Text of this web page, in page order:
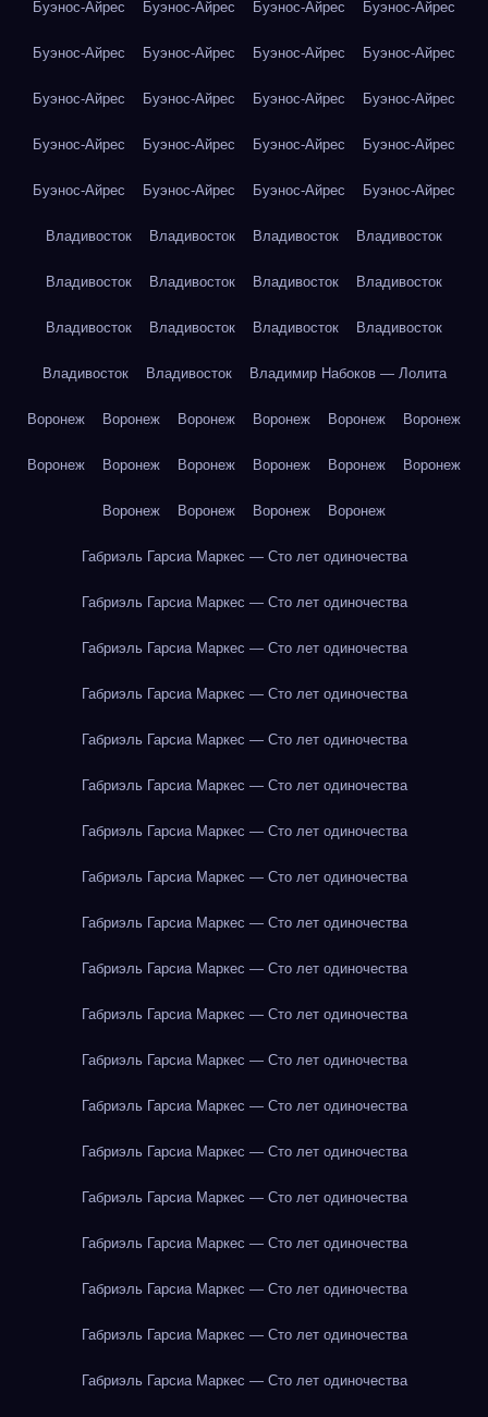
Буэнос-Айрес Буэнос-Айрес Буэнос-Айрес Буэнос-Айрес
Буэнос-Айрес Буэнос-Айрес Буэнос-Айрес Буэнос-Айрес
Буэнос-Айрес Буэнос-Айрес Буэнос-Айрес Буэнос-Айрес
Буэнос-Айрес Буэнос-Айрес Буэнос-Айрес Буэнос-Айрес
Буэнос-Айрес Буэнос-Айрес Буэнос-Айрес Буэнос-Айрес
Владивосток Владивосток Владивосток Владивосток
Владивосток Владивосток Владивосток Владивосток
Владивосток Владивосток Владивосток Владивосток
Владивосток Владивосток Владимир Набоков — Лолита
Воронеж Воронеж Воронеж Воронеж Воронеж Воронеж
Воронеж Воронеж Воронеж Воронеж Воронеж Воронеж
Воронеж Воронеж Воронеж Воронеж
Габриэль Гарсиа Маркес — Сто лет одиночества
Габриэль Гарсиа Маркес — Сто лет одиночества
Габриэль Гарсиа Маркес — Сто лет одиночества
Габриэль Гарсиа Маркес — Сто лет одиночества
Габриэль Гарсиа Маркес — Сто лет одиночества
Габриэль Гарсиа Маркес — Сто лет одиночества
Габриэль Гарсиа Маркес — Сто лет одиночества
Габриэль Гарсиа Маркес — Сто лет одиночества
Габриэль Гарсиа Маркес — Сто лет одиночества
Габриэль Гарсиа Маркес — Сто лет одиночества
Габриэль Гарсиа Маркес — Сто лет одиночества
Габриэль Гарсиа Маркес — Сто лет одиночества
Габриэль Гарсиа Маркес — Сто лет одиночества
Габриэль Гарсиа Маркес — Сто лет одиночества
Габриэль Гарсиа Маркес — Сто лет одиночества
Габриэль Гарсиа Маркес — Сто лет одиночества
Габриэль Гарсиа Маркес — Сто лет одиночества
Габриэль Гарсиа Маркес — Сто лет одиночества
Габриэль Гарсиа Маркес — Сто лет одиночества